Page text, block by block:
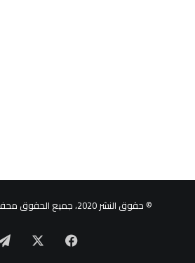
© حقوق النشر 2020، جميع الحقوق محفوظة لموقع محروم
فيسبوك